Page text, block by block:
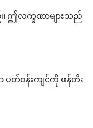
ည်။ ဤလက္ခဏာများသည်
ပတ်ဝန်းကျင်ကို ဖန်တီး